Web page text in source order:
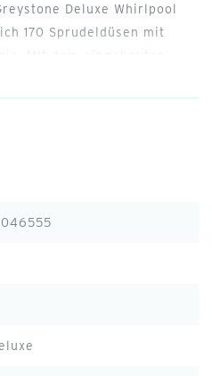
Deluxe Whirlpool
170 Sprudeldüsen mit
Mit dem eingebauten
PureSpa wunderbar auf
im Bereich von 10 °C bis 40
wieder aufgeheizt.